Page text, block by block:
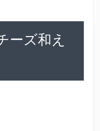
ーズ和え